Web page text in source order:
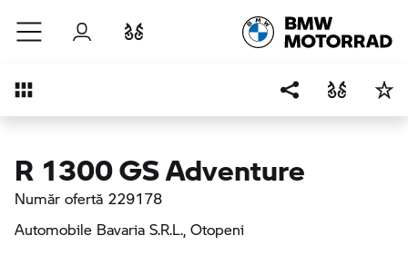
Sari la conținutul principal
Autentificare
Prezentare generală
R 1300 GS Adventure
Număr ofertă 229178
Automobile Bavaria S.R.L., Otopeni